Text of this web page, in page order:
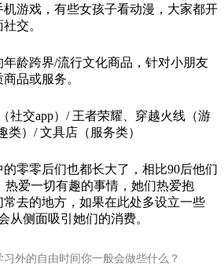
游戏，有些女孩子看动漫，大家都开
交。
年龄跨界/流行文化商品，针对小朋友
品或服务。
社交app）/ 王者荣耀、穿越火线（游
类）/ 文具店（服务类）
零零后们也都长大了，相比90后他们
热爱一切有趣的事情，她们热爱抱
去的地方，如果在此处多设立一些
从侧面吸引她们的消费。
习外的自由时间你一般会做些什么？